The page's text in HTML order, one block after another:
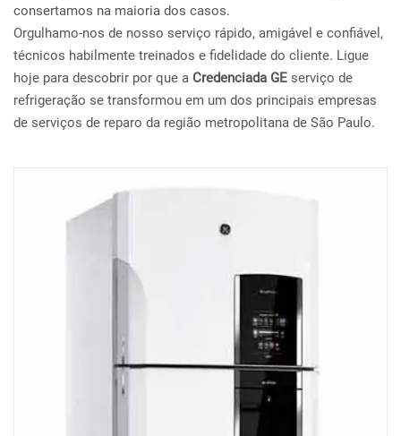
consertamos na maioria dos casos.
Orgulhamo-nos de nosso serviço rápido, amigável e confiável,
técnicos habilmente treinados e fidelidade do cliente. Ligue
hoje para descobrir por que a Credenciada GE serviço de
refrigeração se transformou em um dos principais empresas
de serviços de reparo da região metropolitana de São Paulo.